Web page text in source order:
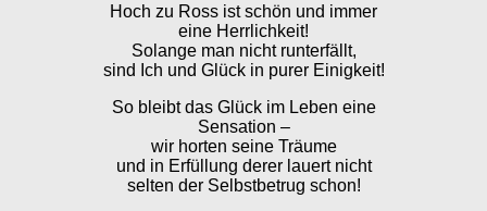
Hoch zu Ross ist schön und immer
eine Herrlichkeit!
Solange man nicht runterfällt,
sind Ich und Glück in purer Einigkeit!
So bleibt das Glück im Leben eine
Sensation –
wir horten seine Träume
und in Erfüllung derer lauert nicht
selten der Selbstbetrug schon!